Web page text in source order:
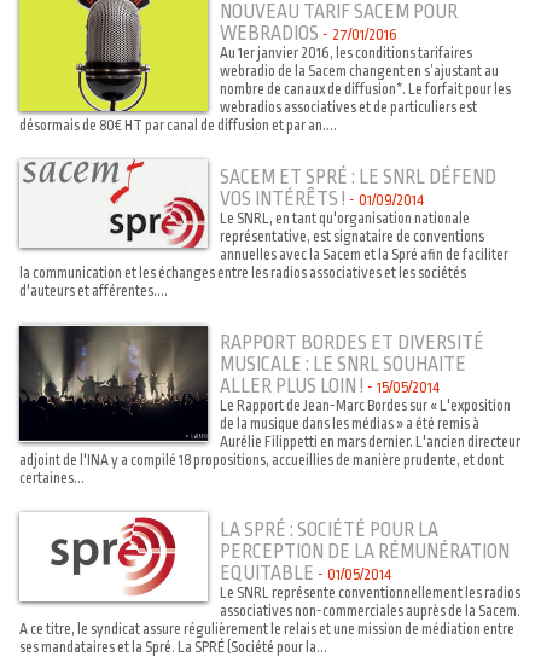
NOUVEAU TARIF SACEM POUR
WEBRADIOS - 27/01/2016
Au 1er janvier 2016, les conditions tarifaires
webradio de la Sacem changent en s’ajustant au
nombre de canaux de diffusion*. Le forfait pour les
webradios associatives et de particuliers est
désormais de 80€ HT par canal de diffusion et par an....
SACEM ET SPRÉ : LE SNRL DÉFEND
VOS INTÉRÊTS ! - 01/09/2014
Le SNRL, en tant qu'organisation nationale
représentative, est signataire de conventions
annuelles avec la Sacem et la Spré afin de faciliter
la communication et les échanges entre les radios associatives et les sociétés
d'auteurs et afférentes....
RAPPORT BORDES ET DIVERSITÉ
MUSICALE : LE SNRL SOUHAITE
ALLER PLUS LOIN ! - 15/05/2014
Le Rapport de Jean-Marc Bordes sur « L'exposition
de la musique dans les médias » a été remis à
Aurélie Filippetti en mars dernier. L'ancien directeur
adjoint de l'INA y a compilé 18 propositions, accueillies de manière prudente, et dont
certaines...
LA SPRÉ : SOCIÉTÉ POUR LA
PERCEPTION DE LA RÉMUNÉRATION
EQUITABLE - 01/05/2014
Le SNRL représente conventionnellement les radios
associatives non-commerciales auprès de la Sacem.
A ce titre, le syndicat assure régulièrement le relais et une mission de médiation entre
ses mandataires et la Spré. La SPRÉ (Société pour la...